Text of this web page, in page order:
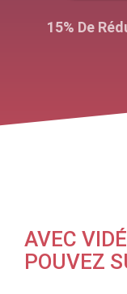
15% De
AVEC
POUVEZ